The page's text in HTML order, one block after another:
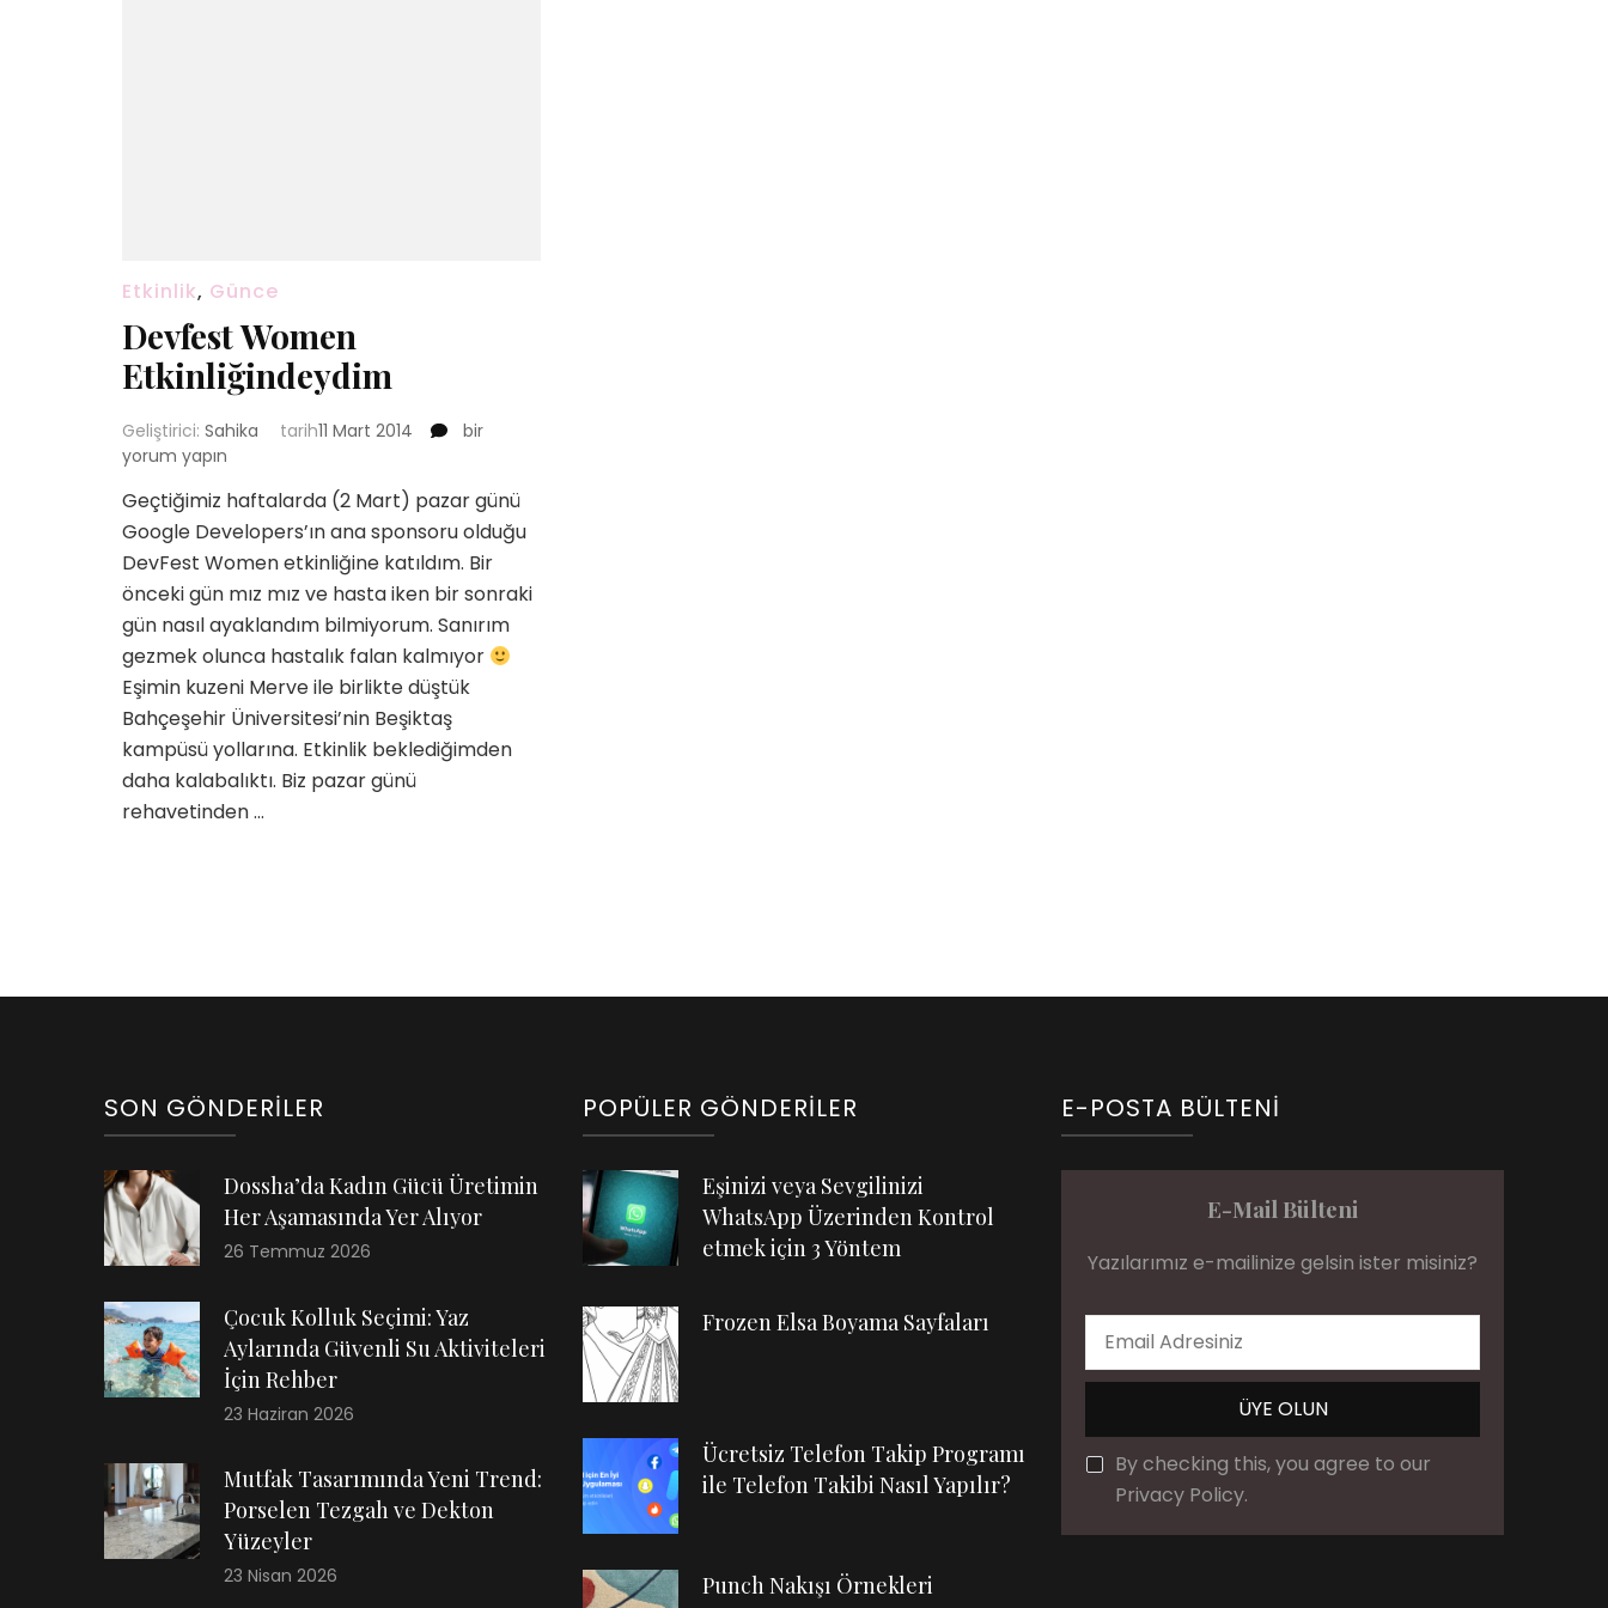
Etkinlik, Günce
Devfest Women
Etkinliğindeydim
Geliştirici: Sahika tarih11 Mart 2014
Devfest
için
bir
yorum yapın
Geçtiğimiz haftalarda (2 Mart) pazar günü
Google Developers’ın ana sponsoru olduğu
DevFest Women etkinliğine katıldım. Bir
önceki gün mız mız ve hasta iken bir sonraki
gün nasıl ayaklandım bilmiyorum. Sanırım
gezmek olunca hastalık falan kalmıyor
Eşimin kuzeni Merve ile birlikte düştük
Bahçeşehir Üniversitesi’nin Beşiktaş
kampüsü yollarına. Etkinlik beklediğimden
daha kalabalıktı. Biz pazar günü
rehavetinden …
SON GÖNDERILER
Dossha’da Kadın Gücü Üretimin
Her Aşamasında Yer Alıyor
26 Temmuz 2026
Çocuk Kolluk Seçimi: Yaz
Aylarında Güvenli Su Aktiviteleri
İçin Rehber
23 Haziran 2026
Mutfak Tasarımında Yeni Trend:
Porselen Tezgah ve Dekton
Yüzeyler
23 Nisan 2026
POPÜLER GÖNDERILER
Eşinizi veya Sevgilinizi
WhatsApp Üzerinden Kontrol
etmek için 3 Yöntem
Frozen Elsa Boyama Sayfaları
Ücretsiz Telefon Takip Programı
ile Telefon Takibi Nasıl Yapılır?
Punch Nakışı Örnekleri
E-POSTA BÜLTENI
E-Mail Bülteni
Yazılarımız e-mailinize gelsin ister misiniz?
By checking this, you agree to our
Privacy Policy.